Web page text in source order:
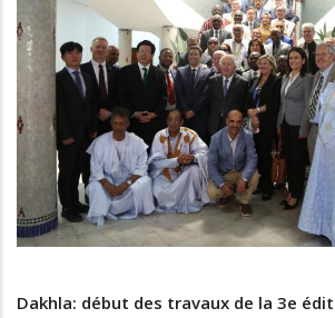
Dakhla: début des travaux de la 3e